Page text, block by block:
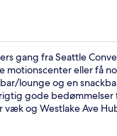
gang fra Seattle
eller få
lounge og en
gode
og Westlake Ave